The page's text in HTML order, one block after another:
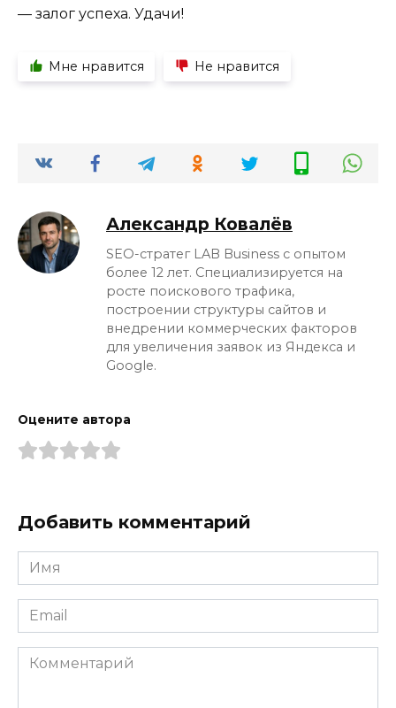
— залог успеха. Удачи!
Мне нравится Не нравится
Александр Ковалёв
SEO-стратег LAB Business с опытом
более 12 лет. Специализируется на
росте поискового трафика,
построении структуры сайтов и
внедрении коммерческих факторов
для увеличения заявок из Яндекса и
Google.
Оцените автора
Добавить комментарий
Имя
*
Email
*
Комментарий